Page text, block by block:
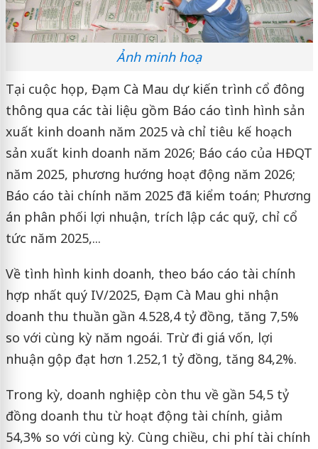
Ảnh minh hoạ
Tại cuộc họp, Đạm Cà Mau dự kiến trình cổ đông
thông qua các tài liệu gồm Báo cáo tình hình sản
xuất kinh doanh năm 2025 và chỉ tiêu kế hoạch
sản xuất kinh doanh năm 2026; Báo cáo của HĐQT
năm 2025, phương hướng hoạt động năm 2026;
Báo cáo tài chính năm 2025 đã kiểm toán; Phương
án phân phối lợi nhuận, trích lập các quỹ, chỉ cổ
tức năm 2025,...
Về tình hình kinh doanh, theo báo cáo tài chính
hợp nhất quý IV/2025, Đạm Cà Mau ghi nhận
doanh thu thuần gần 4.528,4 tỷ đồng, tăng 7,5%
so với cùng kỳ năm ngoái. Trừ đi giá vốn, lợi
nhuận gộp đạt hơn 1.252,1 tỷ đồng, tăng 84,2%.
Trong kỳ, doanh nghiệp còn thu về gần 54,5 tỷ
đồng doanh thu từ hoạt động tài chính, giảm
54,3% so với cùng kỳ. Cùng chiều, chi phí tài chính